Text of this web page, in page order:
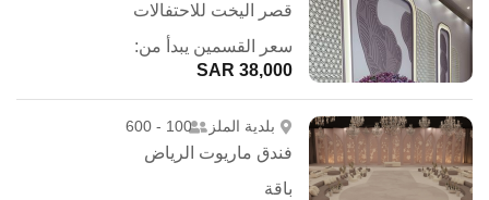
قصر اليخت للاحتفالات
سعر القسمين يبدأ من:
38,000 SAR
بلدية الملز 100 - 600
فندق ماريوت الرياض
باقة